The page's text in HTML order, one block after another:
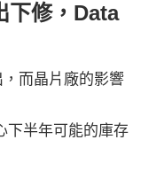
下修，Data
而晶片廠的影響
下半年可能的庫存